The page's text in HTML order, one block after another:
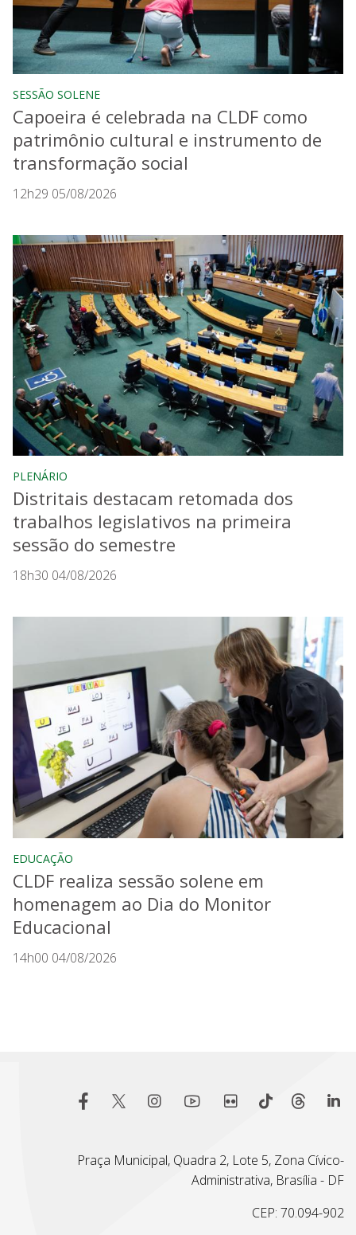
SESSÃO SOLENE
Capoeira é celebrada na CLDF como
patrimônio cultural e instrumento de
transformação social
12h29 05/08/2026
PLENÁRIO
Distritais destacam retomada dos
trabalhos legislativos na primeira
sessão do semestre
18h30 04/08/2026
EDUCAÇÃO
CLDF realiza sessão solene em
homenagem ao Dia do Monitor
Educacional
14h00 04/08/2026
Praça Municipal, Quadra 2, Lote 5, Zona Cívico-
Administrativa, Brasília - DF
CEP: 70.094-902